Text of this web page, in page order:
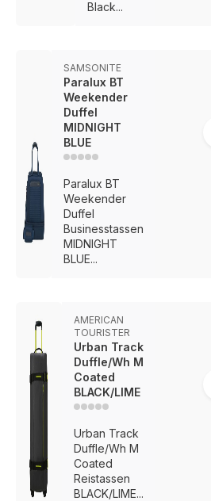
Black...
SAMSONITE
Paralux BT
Weekender
Duffel
MIDNIGHT
BLUE
Paralux BT
Weekender
Duffel
Businesstassen
MIDNIGHT
BLUE...
AMERICAN
TOURISTER
Urban Track
Duffle/Wh M
Coated
BLACK/LIME
Urban Track
Duffle/Wh M
Coated
Reistassen
BLACK/LIME...